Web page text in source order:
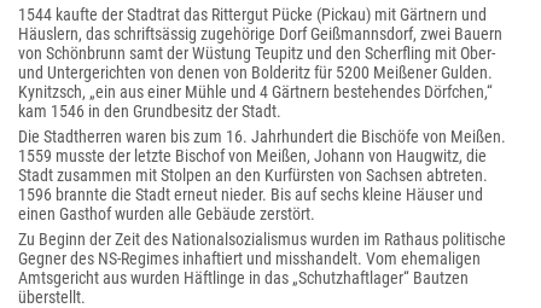
1544 kaufte der Stadtrat das Rittergut Pücke (Pickau) mit Gärtnern und
Häuslern, das schriftsässig zugehörige Dorf Geißmannsdorf, zwei Bauern
von Schönbrunn samt der Wüstung Teupitz und den Scherfling mit Ober-
und Untergerichten von denen von Bolderitz für 5200 Meißener Gulden.
Kynitzsch, „ein aus einer Mühle und 4 Gärtnern bestehendes Dörfchen,“
kam 1546 in den Grundbesitz der Stadt.
Die Stadtherren waren bis zum 16. Jahrhundert die Bischöfe von Meißen.
1559 musste der letzte Bischof von Meißen, Johann von Haugwitz, die
Stadt zusammen mit Stolpen an den Kurfürsten von Sachsen abtreten.
1596 brannte die Stadt erneut nieder. Bis auf sechs kleine Häuser und
einen Gasthof wurden alle Gebäude zerstört.
Zu Beginn der Zeit des Nationalsozialismus wurden im Rathaus politische
Gegner des NS-Regimes inhaftiert und misshandelt. Vom ehemaligen
Amtsgericht aus wurden Häftlinge in das „Schutzhaftlager“ Bautzen
überstellt.